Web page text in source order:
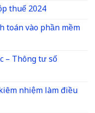
thuế 2024
toán vào phần mềm
– Thông tư số
nhiệm làm điều